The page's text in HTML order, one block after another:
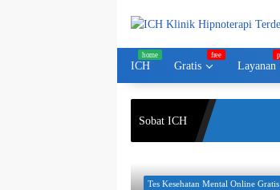
ICH Gratis Layanan
Sobat ICH
Tes Kesehatan Mental Online Gratis